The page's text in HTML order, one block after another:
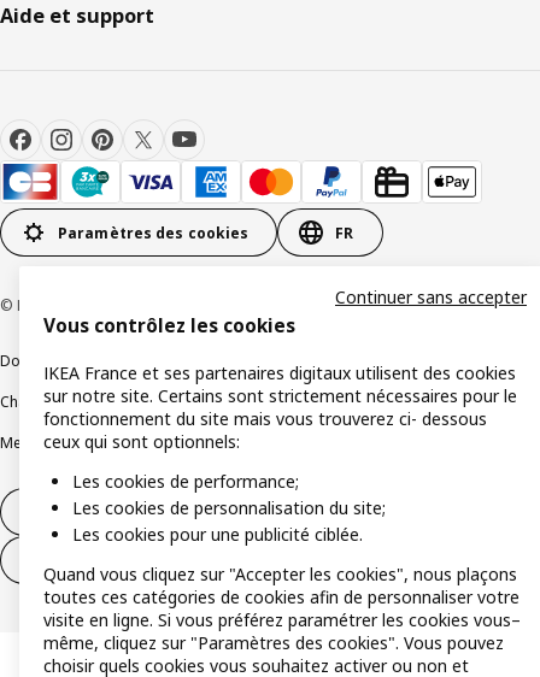
Aide et support
Paramètres des cookies FR
© Inter IKEA Systems B.V 1999-2026
Documents juridiques et informations légales
Charte de protection des donnéesPolitique relative aux cookies
Mentions légalesAlertes fraudeRappel produit
Formulaire de rétractation – produits
Vous contrôlez les cookies
IKEA France et ses partenaires digitaux utilisent des cookies
sur notre site. Certains sont strictement nécessaires pour le
fonctionnement du site mais vous trouverez ci- dessous
ceux qui sont optionnels:
Les cookies de performance;
Les cookies de personnalisation du site;
Les cookies pour une publicité ciblée.
Quand vous cliquez sur "Accepter les cookies", nous plaçons
toutes ces catégories de cookies afin de personnaliser votre
visite en ligne. Si vous préférez paramétrer les cookies vous–
même, cliquez sur "Paramètres des cookies". Vous pouvez
choisir quels cookies vous souhaitez activer ou non et
Continuer sans accepter